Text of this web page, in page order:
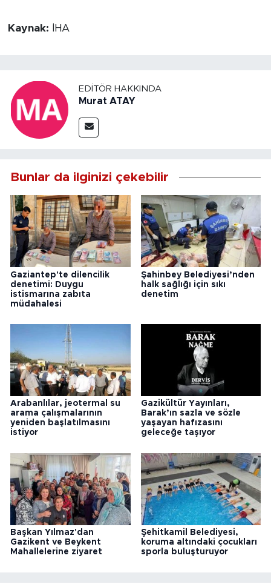
Kaynak: İHA
EDITÖR HAKKINDA
Murat ATAY
Bunlar da ilginizi çekebilir
Gaziantep'te dilencilik
denetimi: Duygu
istismarına zabıta
müdahalesi
Şahinbey Belediyesi’nden
halk sağlığı için sıkı
denetim
Arabanlılar, jeotermal su
arama çalışmalarının
yeniden başlatılmasını
istiyor
Gazikültür Yayınları,
Barak’ın sazla ve sözle
yaşayan hafızasını
geleceğe taşıyor
Başkan Yılmaz'dan
Gazikent ve Beykent
Mahallelerine ziyaret
Şehitkamil Belediyesi,
koruma altındaki çocukları
sporla buluşturuyor